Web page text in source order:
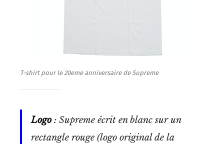
T-shirt pour le 20eme anniversaire de Supreme
Logo: Supreme écrit en blanc sur un
rectangle rouge (logo original de la